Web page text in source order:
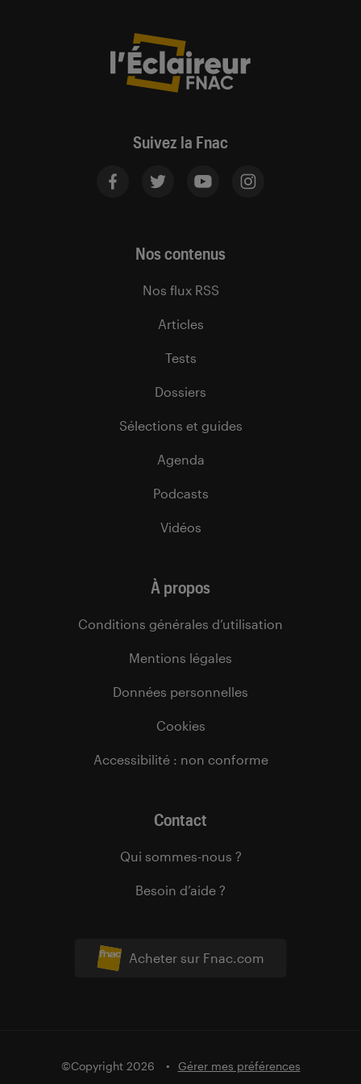
Suivez la Fnac
Acheter sur Fnac.com
Nos contenus
Nos flux RSS
Articles
Tests
Dossiers
Sélections et guides
Agenda
Podcasts
Vidéos
À propos
Conditions générales d’utilisation
Mentions légales
Données personnelles
Cookies
Accessibilité : non conforme
Contact
Qui sommes-nous ?
Besoin d’aide ?
©Copyright 2026 Gérer mes préférences